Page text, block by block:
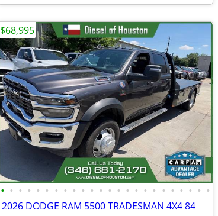
• • • • • • • • • • • • • • • • • • • • • • • •
2026 DODGE RAM 5500 TRADESMAN 4X4 84
$68,995